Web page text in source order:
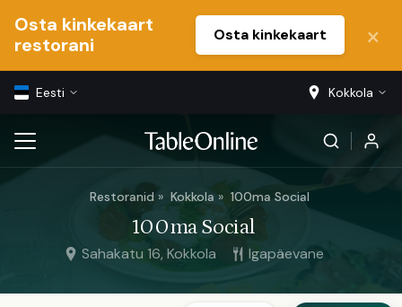
Osta kinkekaart
restorani
Osta kinkekaart
Eesti Kokkola
Restoranid Kokkola 100ma Social
100ma Social
Sahakatu 16, Kokkola Igapäevane